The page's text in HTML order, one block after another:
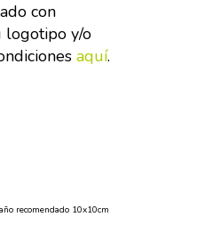
con
logotipo y/o
aquí.
recomendado 10x10cm